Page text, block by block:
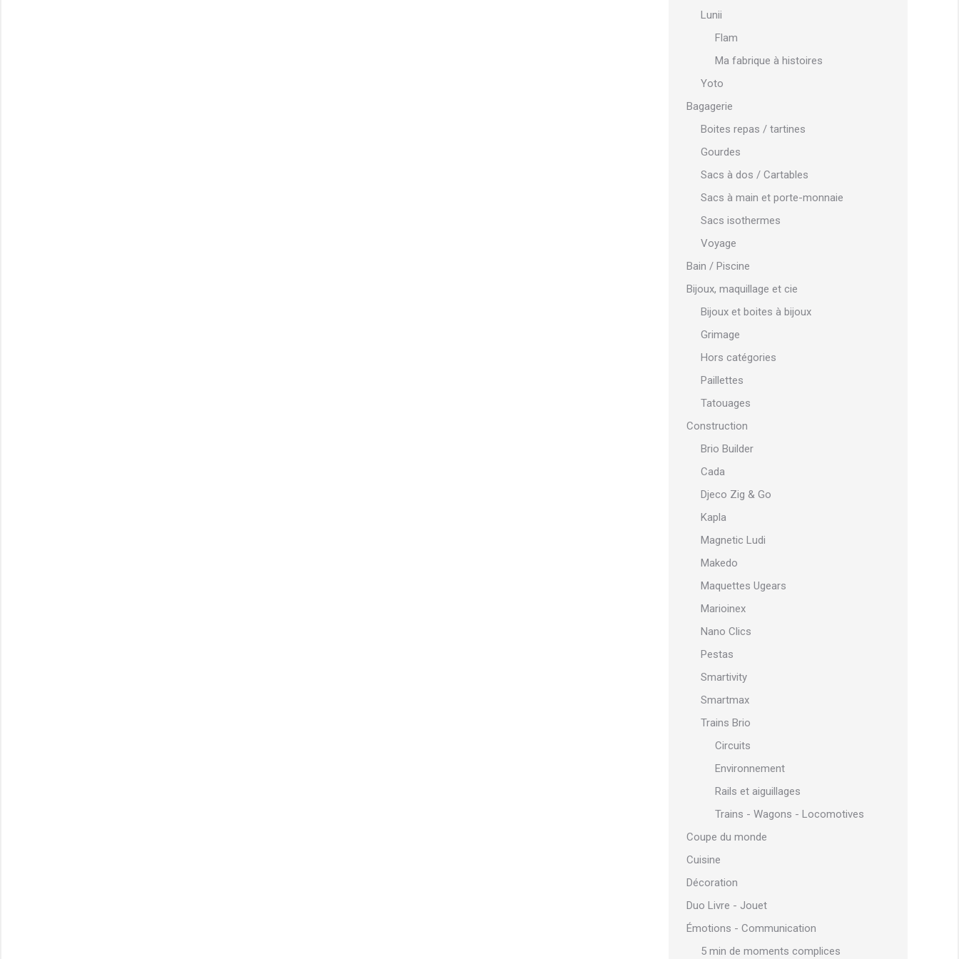
Lunii
Flam
Ma fabrique à histoires
Yoto
Bagagerie
Boites repas / tartines
Gourdes
Sacs à dos / Cartables
Sacs à main et porte-monnaie
Sacs isothermes
Voyage
Bain / Piscine
Bijoux, maquillage et cie
Bijoux et boites à bijoux
Grimage
Hors catégories
Paillettes
Tatouages
Construction
Brio Builder
Cada
Djeco Zig & Go
Kapla
Magnetic Ludi
Makedo
Maquettes Ugears
Marioinex
Nano Clics
Pestas
Smartivity
Smartmax
Trains Brio
Circuits
Environnement
Rails et aiguillages
Trains - Wagons - Locomotives
Coupe du monde
Cuisine
Décoration
Duo Livre - Jouet
Émotions - Communication
5 min de moments complices